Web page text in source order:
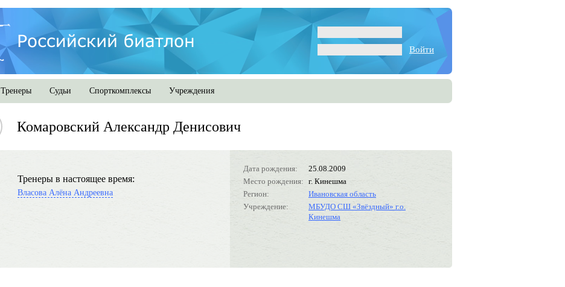
Войти
Тренеры Судьи Спорткомплексы Учреждения
Комаровский Александр Денисович
Дата рождения:
25.08.2009
Место рождения: г. Кинешма
Регион:
Ивановская область
Учреждение:
МБУДО СШ «Звёздный» г.о.
Кинешма
Тренеры в настоящее время:
Власова Алёна Андреевна